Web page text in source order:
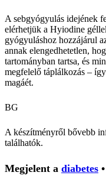
A sebgyógyulás idejének
elérhetjük a Hyiodine
gyógyuláshoz hozzájárul
annak elengedhetetlen,
tartományban tartsa, és
megfelelő táplálkozás –
magáét.
BG
A készítményről bővebb
találhatók.
Megjelent a diabetes •